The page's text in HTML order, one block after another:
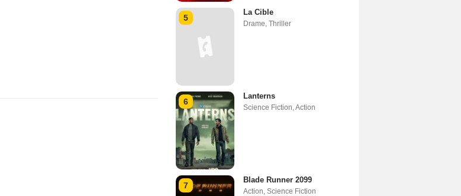
5
La Cible
Drame Thriller
6
Lanterns
Science Fiction Action
7
Blade Runner 2099
Action Science Fiction